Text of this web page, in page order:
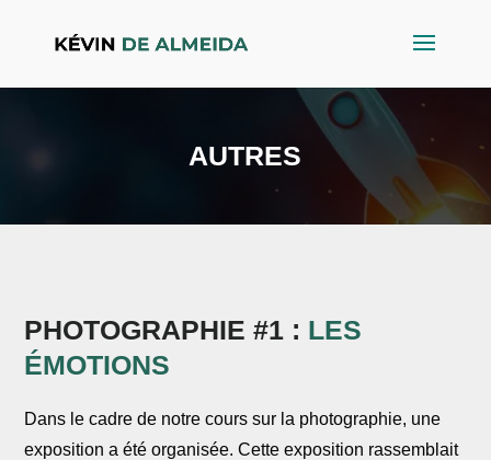
AUTRES
PHOTOGRAPHIE #1 : LES
ÉMOTIONS
Dans le cadre de notre cours sur la photographie, une
exposition a été organisée. Cette exposition rassemblait